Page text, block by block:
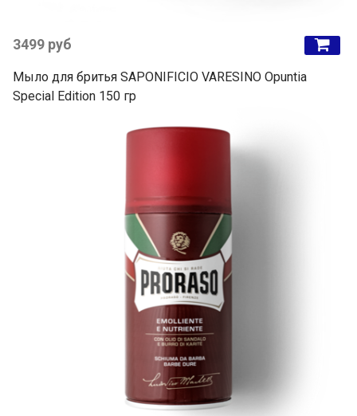
3499 руб
Мыло для бритья SAPONIFICIO VARESINO Opuntia
Special Edition 150 гр